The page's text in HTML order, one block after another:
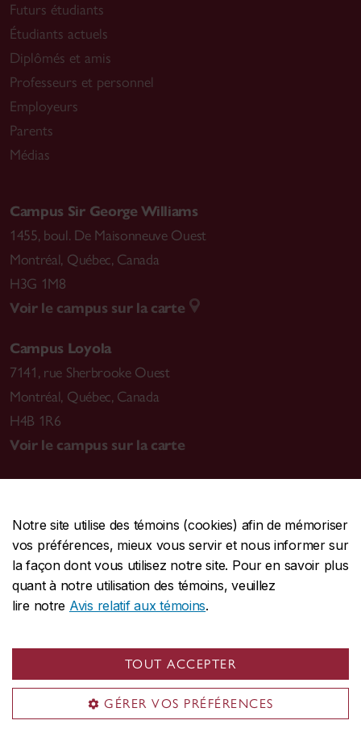
Notre site utilise des témoins (cookies) afin de mémoriser
vos préférences, mieux vous servir et nous informer sur
la façon dont vous utilisez notre site. Pour en savoir plus
quant à notre utilisation des témoins, veuillez
lire notre Avis relatif aux témoins.
TOUT ACCEPTER
GÉRER VOS PRÉFÉRENCES
Futurs étudiants
Étudiants actuels
Diplômés et amis
Professeurs et personnel
Employeurs
Parents
Médias
Campus Sir George Williams
1455, boul. De Maisonneuve Ouest
Montréal, Québec, Canada
H3G 1M8
Voir le campus sur la carte
Campus Loyola
7141, rue Sherbrooke Ouest
Montréal, Québec, Canada
H4B 1R6
Voir le campus sur la carte
CENTRALE514-848-2424
URGENCE514-848-3717
Protection et prévention | Accessibilité | Confidentialité
Conditions d'utilisation | Gérer les témoins
© Université Concordia. Montréal, QC, Canada